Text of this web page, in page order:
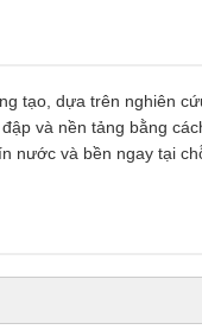
tạo, dựa trên nghiên
và nền tảng bằng
nước và bền ngay tại